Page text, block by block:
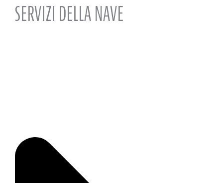
SERVIZI DELLA NAVE